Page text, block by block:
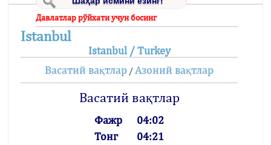
Давлатлар рўйхати учун босинг
Istanbul
Istanbul / Turkey
Васатий вақтлар / Азоний вақтлар
Васатий вақтлар
Фажр
04:02
Тонг
04:21